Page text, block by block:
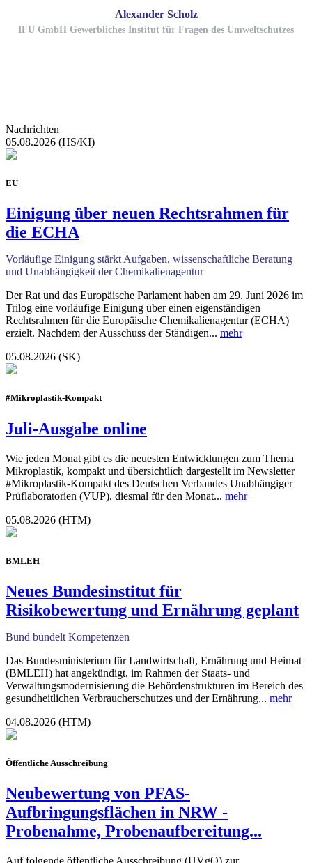
Alexander Scholz
IFU GmbH Gewerbliches Institut für Fragen des Umweltschutzes
Nachrichten
05.08.2026 (HS/KI)
EU
Einigung über neuen Rechtsrahmen für
die ECHA
Vorläufige Einigung stärkt Aufgaben, wissenschaftliche Beratung
und Unabhängigkeit der Chemikalienagentur
Der Rat und das Europäische Parlament haben am 29. Juni 2026 im
Trilog eine vorläufige Einigung über einen eigenständigen
Rechtsrahmen für die Europäische Chemikalienagentur (ECHA)
erzielt. Nachdem der Ausschuss der Ständigen... mehr
05.08.2026 (SK)
#Mikroplastik-Kompakt
Juli-Ausgabe online
Wie jeden Monat gibt es die neuesten Entwicklungen zum Thema
Mikroplastik, kompakt und übersichtlich dargestellt im Newsletter
#Mikroplastik-Kompakt des Deutschen Verbandes Unabhängiger
Prüflaboratorien (VUP), diesmal für den Monat... mehr
05.08.2026 (HTM)
BMLEH
Neues Bundesinstitut für
Risikobewertung und Ernährung geplant
Bund bündelt Kompetenzen
Das Bundesministerium für Landwirtschaft, Ernährung und Heimat
(BMLEH) hat angekündigt, im Rahmen der Staats- und
Verwaltungsmodernisierung die Behördenstrukturen im Bereich des
gesundheitlichen Verbraucherschutzes und der Ernährung... mehr
04.08.2026 (HTM)
Öffentliche Ausschreibung
Neubewertung von PFAS-
Aufbringungsflächen in NRW -
Probenahme, Probenaufbereitung...